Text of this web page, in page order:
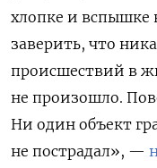
хлопке и вспышке
заверить, что
происшествий в
не произошло.
Ни один объект
не пострадал», —